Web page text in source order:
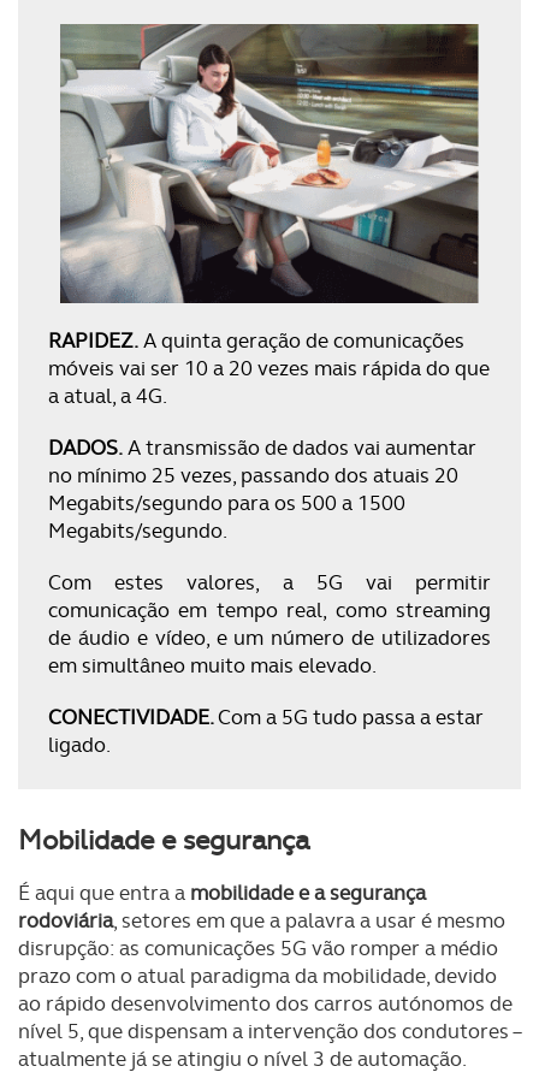
RAPIDEZ.A quinta geração de comunicações
móveis vai ser 10 a 20 vezes mais rápida do que
a atual, a 4G.
DADOS.A transmissão de dados vai aumentar
no mínimo 25 vezes, passando dos atuais 20
Megabits/segundo para os 500 a 1500
Megabits/segundo.
Com estes valores, a 5G vai permitir
comunicação em tempo real, como streaming
de áudio e vídeo, e um número de utilizadores
em simultâneo muito mais elevado.
CONECTIVIDADE.Com a 5G tudo passa a estar
ligado.
Mobilidade e segurança
É aqui que entra a mobilidade e a segurança
rodoviária, setores em que a palavra a usar é mesmo
disrupção: as comunicações 5G vão romper a médio
prazo com o atual paradigma da mobilidade, devido
ao rápido desenvolvimento dos carros autónomos de
nível 5, que dispensam a intervenção dos condutores –
atualmente já se atingiu o nível 3 de automação.